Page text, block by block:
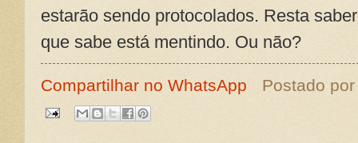
estarão sendo protocolados. Resta
que sabe está mentindo. Ou não?
Compartilhar no WhatsApp Postado